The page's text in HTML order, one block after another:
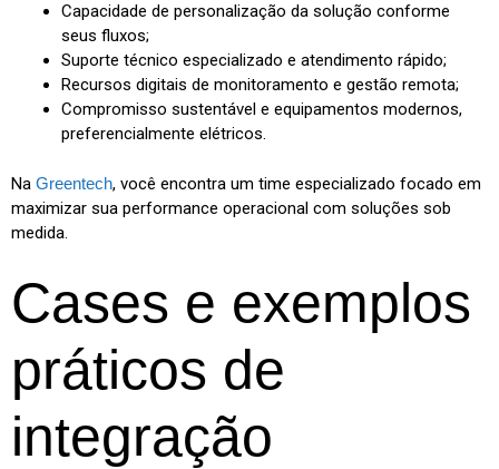
Capacidade de personalização da solução conforme
seus fluxos;
Suporte técnico especializado e atendimento rápido;
Recursos digitais de monitoramento e gestão remota;
Compromisso sustentável e equipamentos modernos,
preferencialmente elétricos.
Na Greentech, você encontra um time especializado focado em
maximizar sua performance operacional com soluções sob
medida.
Cases e exemplos
práticos de
integração